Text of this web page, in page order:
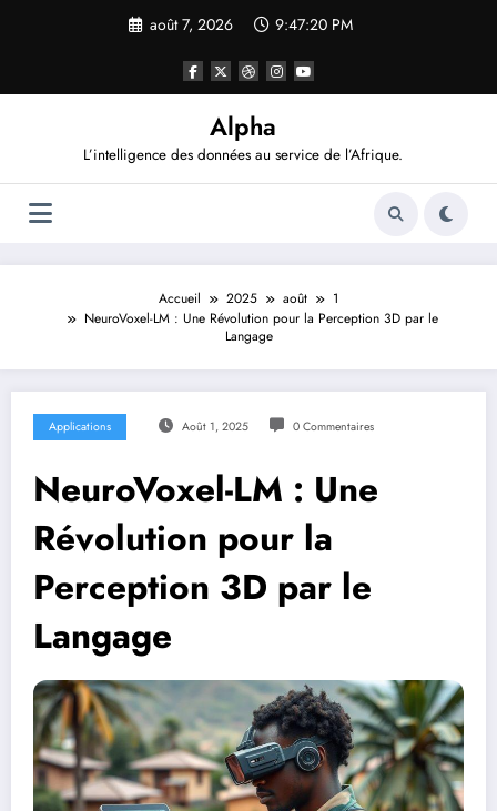
août 7, 2026 9:47:21 PM
Alpha
L’intelligence des données au service de l’Afrique.
Accueil 2025 août
1
NeuroVoxel-LM : Une Révolution pour la Perception 3D par le
Langage
Applications Août 1, 2025 0 Commentaires
NeuroVoxel-LM : Une
Révolution pour la
Perception 3D par le
Langage